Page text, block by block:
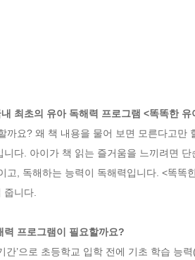
최초의 유아 독해력 프로그램 <똑똑한
까요? 왜 책 내용을 물어 보면 모른다고
니다. 아이가 책 읽는 즐거움을 느끼려면
고, 독해하는 능력이 독해력입니다. <똑
니다.
프로그램이 필요할까요?
간’으로 초등학교 입학 전에 기초 학습